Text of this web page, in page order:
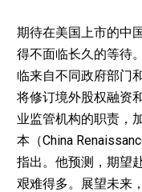
期待在美国上市的中
得不面临长久的等待
临来自不同政府部门
将修订境外股权融资
业监管机构的职责，
本（China
指出。他预测，期望
艰难得多。展望未来